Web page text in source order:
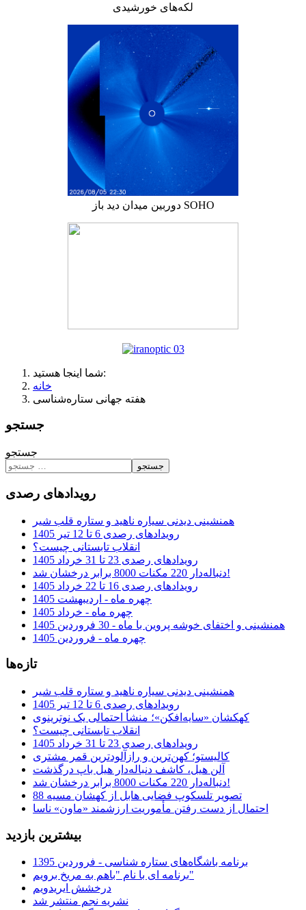
لکه‌های خورشیدی
دوربین میدان دید باز SOHO
شما اینجا هستید:
خانه
هفته جهانی ستاره‌شناسی
جستجو
جستجو
جستجو
رویدادهای رصدی
همنشینی دیدنی سیاره ناهید و ستاره قلب شیر
رویدادهای رصدی 6 تا 12 تیر 1405
انقلاب تابستانی چیست؟
رویدادهای رصدی 23 تا 31 خرداد 1405
دنباله‌دار 220 مکنات 8000 برابر درخشان شد!
رویدادهای رصدی 16 تا 22 خرداد 1405
چهره ماه - اردیبهشت 1405
چهره ماه - خرداد 1405
همنشینی و اختفای خوشه پروین با ماه - 30 فروردین 1405
چهره ماه - فروردین 1405
تازه‌ها
همنشینی دیدنی سیاره ناهید و ستاره قلب شیر
رویدادهای رصدی 6 تا 12 تیر 1405
کهکشان «سایه‌افکن»؛ منشأ احتمالی یک نوترینوی
انقلاب تابستانی چیست؟
رویدادهای رصدی 23 تا 31 خرداد 1405
کالیستو؛ کهن‌ترین و رازآلودترین قمر مشتری
آلن هیل، کاشف دنباله‌دار هیل باپ درگذشت
دنباله‌دار 220 مکنات 8000 برابر درخشان شد!
تصویر تلسکوپ فضایی هابل از کهشان مسیه 88
احتمال از دست رفتن مأموریت ارزشمند «ماون» ناسا
بیشترین بازدید
برنامه باشگاه‌های ستاره شناسی - فروردین 1395
برنامه ای با نام "باهم به مریخ برویم"
درخشش ایریدویم
نشریه نجم منتشر شد